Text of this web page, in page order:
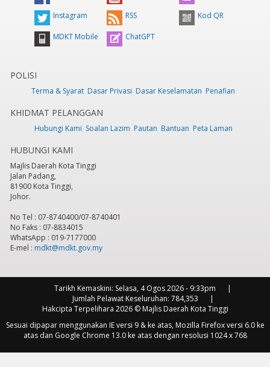
3pm
pm
6pm
8 pm
9 pm
11pm
Instagram RSS Kod QR
MDKT Mobile ChatGPT
POLISI
Terma & Syarat Dasar Privasi Dasar Keselamatan Penafian
KHIDMAT PELANGGAN
Hubungi Kami Soalan Lazim Pautan Bantuan Peta Laman
HUBUNGI KAMI
Majlis Daerah Kota Tinggi
Jalan Padang,
81900 Kota Tinggi,
Johor.
No Tel : 07-8740400/07-8740401
No Faks : 07-8834015
WhatsApp : 019-7177000
E-mel : mdkt@mdkt.gov.my
Tarikh Kemaskini: Selasa, 4 Ogos 2026 - 9:33pm
Jumlah Pelawat Keseluruhan: 784,353
Hakcipta Terpelihara 2026 © Majlis Daerah Kota Tinggi
Sesuai dipapar menggunakan IE versi 9 & ke atas, Mozilla Firefox versi 6.0 ke
atas dan Google Chrome 13.0 ke atas dengan resolusi 1024 x 768